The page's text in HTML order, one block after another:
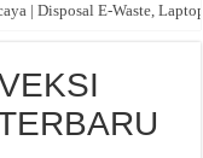
| Disposal E-Waste,